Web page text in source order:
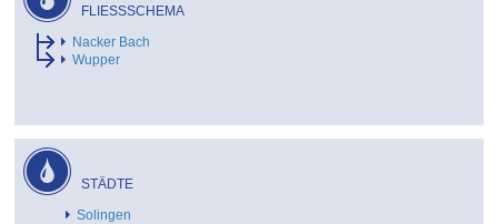
FLIESSSCHEMA
Nacker Bach
Wupper
STÄDTE
Solingen